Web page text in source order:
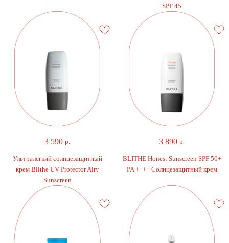
SPF 45
3 590 р.
Ультралегкий солнцезащитный
крем Blithe UV Protector Airy
Sunscreen
3 890 р.
BLITHE Honest Sunscreen SPF 50+
PA ++++ Солнцезащитный крем